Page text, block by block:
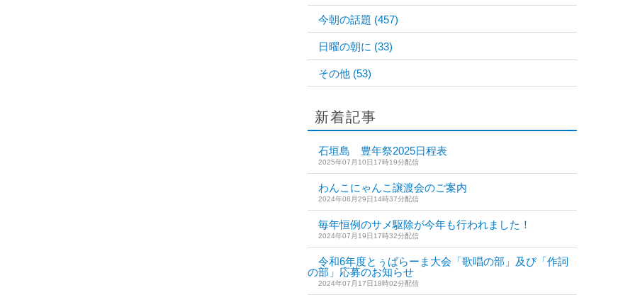
今朝の話題 (457)
日曜の朝に (33)
その他 (53)
新着記事
石垣島 豊年祭2025日程表
2025年07月10日17時19分配信
わんこにゃんこ譲渡会のご案内
2024年08月29日14時37分配信
毎年恒例のサメ駆除が今年も行われました！
2024年07月19日17時32分配信
令和6年度とぅばらーま大会「歌唱の部」及び「作詞
の部」応募のお知らせ
2024年07月17日18時02分配信